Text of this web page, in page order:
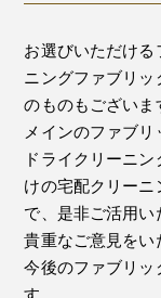
お選びいただけ
ニングファブリ
のものもございま
メインのファブ
ドライクリーニ
けの宅配クリー
で、是非ご活用い
貴重なご意見をい
今後のファブリッ
す。